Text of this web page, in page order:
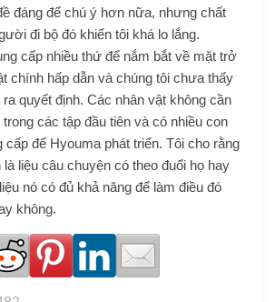
đáng để chú ý hơn nữa, nhưng chất
đi bộ đó khiến tôi khá lo lắng.
cấp nhiều thứ để nắm bắt về mặt trở
chính hấp dẫn và chúng tôi chưa thấy
quyết định. Các nhân vật không cần
các tập đầu tiên và có nhiều con
để Hyouma phát triển. Tôi cho rằng
liệu câu chuyện có theo đuổi họ hay
nó có đủ khả năng để làm điều đó
không.